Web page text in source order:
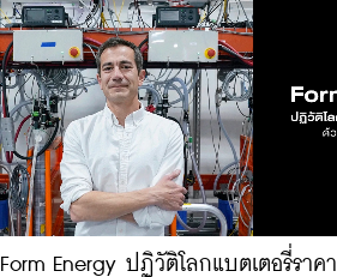
Form Energy ปฏิวัติโลกแบตเตอรี่ราค